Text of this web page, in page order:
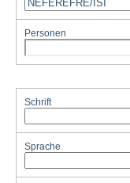
Personen
Schrift
Sprache